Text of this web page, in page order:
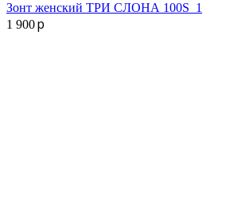
Зонт женский ТРИ СЛОНА 100S_1
1 900p